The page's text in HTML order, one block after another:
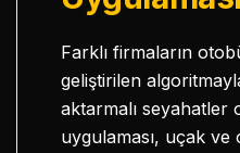
Farklı firmaların
geliştirilen
aktarmalı seyahatler
uygulaması, uçak